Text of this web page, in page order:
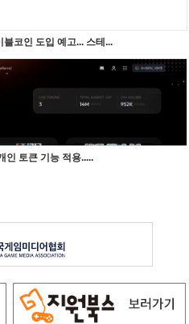
코인 도입 예고... 스테...
인 토큰 기능 적용.....